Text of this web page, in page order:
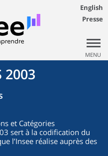
English
Presse
MENU
2003
et Catégories
sert à la codification du
l’Insee réalise auprès des